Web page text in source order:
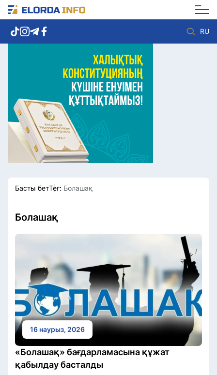
RU
Елорда жаңалықтары
Көзқарас
Саясат
Видео
Әлеумет
Экономика
Спорт
Мәдениет
Басты бетТег: Болашақ
Болашақ
16 наурыз, 2026
«Болашақ» бағдарламасына құжат
қабылдау басталды